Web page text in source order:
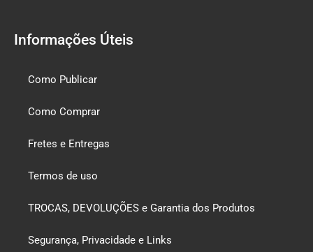
Informações Úteis
Como Publicar
Como Comprar
Fretes e Entregas
Termos de uso
TROCAS, DEVOLUÇÕES e Garantia dos Produtos
Segurança, Privacidade e Links